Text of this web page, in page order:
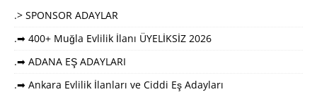
.> SPONSOR ADAYLAR
.➡ 400+ Muğla Evlilik İlanı ÜYELİKSİZ 2026
.➡ ADANA EŞ ADAYLARI
.➡ Ankara Evlilik İlanları ve Ciddi Eş Adayları